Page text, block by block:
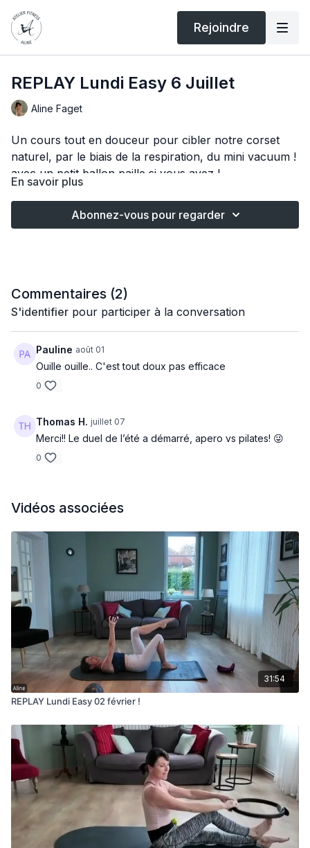
Rejoindre
REPLAY Lundi Easy 6 Juillet
Aline Faget
Un cours tout en douceur pour cibler notre corset
naturel, par le biais de la respiration, du mini vacuum !
avec un petit ballon paille si vous avez !
En savoir plus
Abonnez-vous pour regarder
Commentaires (2)
S'identifier pour participer à la conversation
Pauline août 01
Ouille ouille.. C'est tout doux pas efficace
0
Thomas H. juillet 07
Merci!! Le duel de l’été a démarré, apero vs pilates! 😜
0
Vidéos associées
31:54
REPLAY Lundi Easy 02 février !